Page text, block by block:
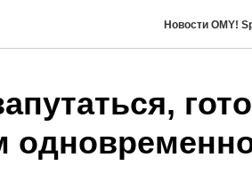
Новости OMY!